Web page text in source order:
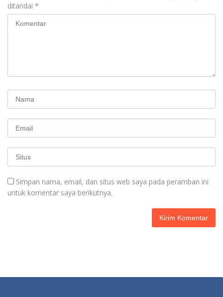
ditandai *
Simpan nama, email, dan situs web saya pada peramban ini
untuk komentar saya berikutnya.